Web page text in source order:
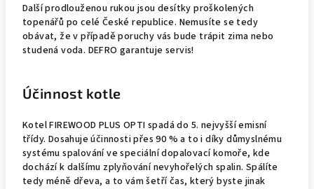
Další prodlouženou rukou jsou desítky proškolených
topenářů po celé České republice. Nemusíte se tedy
obávat, že v případě poruchy vás bude trápit zima nebo
studená voda. DEFRO garantuje servis!
Účinnost kotle
Kotel FIREWOOD PLUS OPTI spadá do 5. nejvyšší emisní
třídy. Dosahuje účinnosti přes 90 % a to i díky důmyslnému
systému spalování ve speciální dopalovací komoře, kde
dochází k dalšímu zplyňování nevyhořelých spalin. Spálíte
tedy méně dřeva, a to vám šetří čas, který byste jinak